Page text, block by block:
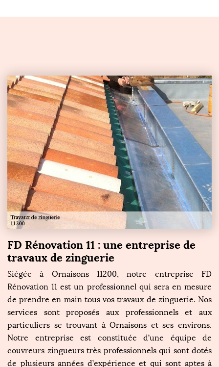
FD Rénovation 11 : une entreprise de
travaux de zinguerie
Siégée à Ornaisons 11200, notre entreprise FD
Rénovation 11 est un professionnel qui sera en mesure
de prendre en main tous vos travaux de zinguerie. Nos
services sont proposés aux professionnels et aux
particuliers se trouvant à Ornaisons et ses environs.
Notre entreprise est constituée d’une équipe de
couvreurs zingueurs très professionnels qui sont dotés
de plusieurs années d’expérience et qui sont aptes à